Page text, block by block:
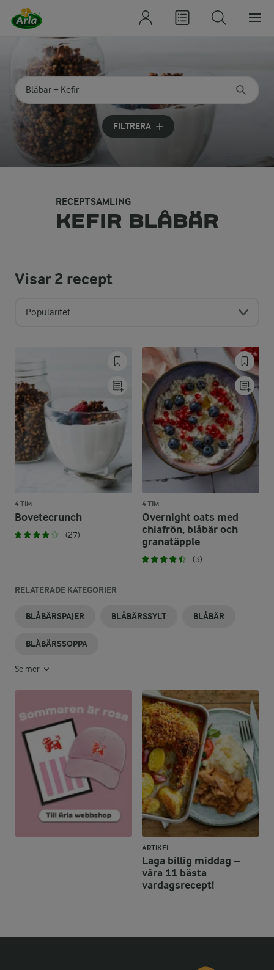
Sök på kategori eller ingrediens
Skriv in sökord för att få förslag
FILTRERA
RECEPTSAMLING
KEFIR BLÅBÄR
Visar2 recept
Popularitet
4 TIM
Bovetecrunch
(27)
4 TIM
Overnight oats med
chiafrön, blåbär och
granatäpple
(3)
RELATERADE KATEGORIER
BLÅBÄRSPAJER BLÅBÄRSSYLT BLÅBÄR
BLÅBÄRSSOPPA
Se mer
ARTIKEL
Laga billig middag –
våra 11 bästa
vardagsrecept!